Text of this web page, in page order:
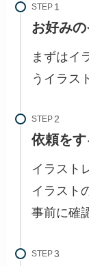
STEP
お好み
まずはイ
うイラス
STEP
依頼を
イラスト
イラスト
事前に確
STEP